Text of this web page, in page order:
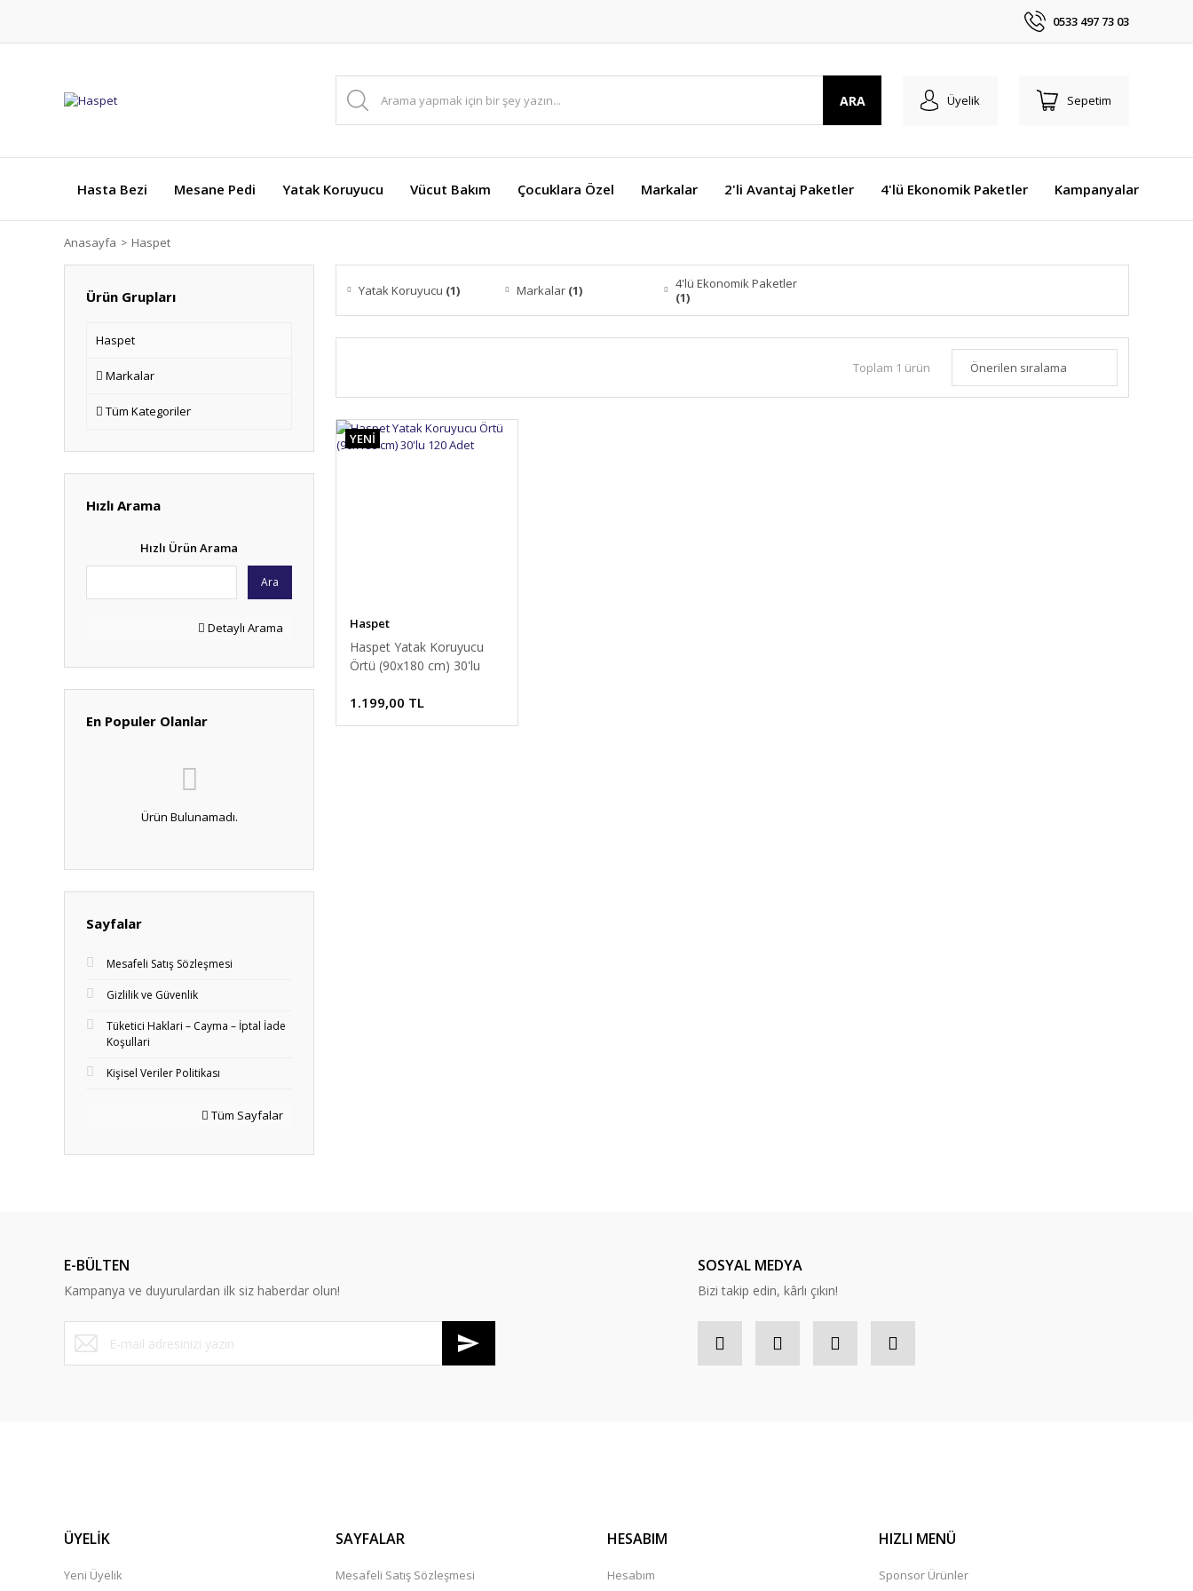
0533 497 73 03
ARA Üyelik Sepetim
Hasta Bezi Mesane Pedi Yatak Koruyucu Vücut Bakım Çocuklara Özel Markalar 2'li Avantaj Paketler 4'lü Ekonomik Paketler Kampanyalar
Anasayfa Haspet
Ürün Grupları
Haspet
Markalar
Tüm Kategoriler
Hızlı Arama
Hızlı Ürün Arama
Ara
Detaylı Arama
En Populer Olanlar
Ürün Bulunamadı.
Sayfalar
Mesafeli Satış Sözleşmesi
Gizlilik ve Güvenlik
Tüketici Haklari – Cayma – İptal İade
Koşullari
Kişisel Veriler Politikası
Tüm Sayfalar
Yatak Koruyucu (1) Markalar (1)
4'lü Ekonomik Paketler
(1)
Toplam 1 ürün
YENİ
Haspet
Haspet Yatak Koruyucu
Örtü (90x180 cm) 30'lu
1.199,00 TL
E-BÜLTEN
Kampanya ve duyurulardan ilk siz haberdar olun!
SOSYAL MEDYA
Bizi takip edin, kârlı çıkın!
ÜYELİK
Yeni Üyelik
SAYFALAR
Mesafeli Satış Sözleşmesi
HESABIM
Hesabım
HIZLI MENÜ
Sponsor Ürünler